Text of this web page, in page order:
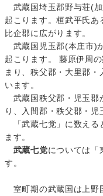
武蔵国埼玉郡野与荘(
起こります。桓武平氏あ
比企郡に広がります。
武蔵国児玉郡(本庄市)
起こります。 藤原伊周
まり、秩父郡・大里郡
います。
武蔵国秩父郡・児玉郡
り、入間郡・秩父郡・児
「武蔵七党」に数える
ます。
武蔵七党については「
す。
室町期の武蔵国は上野